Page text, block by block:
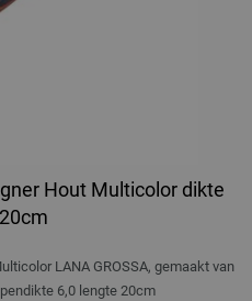
Hout Multicolor dikte
LANA GROSSA, gemaakt van
6,0 lengte 20cm